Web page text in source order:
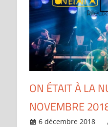
ON ÉTAIT À LA
NOVEMBRE
6 décembre 2018